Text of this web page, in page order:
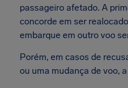
passageiro afetado. A
concorde em ser
embarque em outro voo
Porém, em casos de
ou uma mudança de voo,